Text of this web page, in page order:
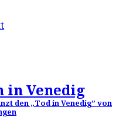
in Venedig
den „Tod in Venedig” von